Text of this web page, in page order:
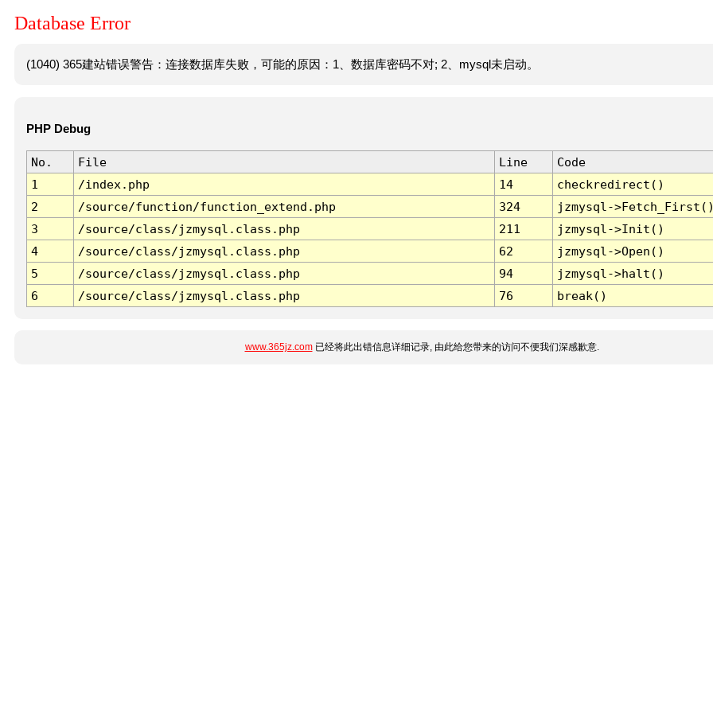
Database Error
(1040) 365建站错误警告：连接数据库失败，可能的原因：1、数据库密码不对; 2、mysql未启动。
PHP Debug
No. File Line
Code
1
/index.php 14
checkredirect()
2
/source/function/function_extend.php 324
jzmysql-
3
/source/class/jzmysql.class.php 211
jzmysql->Init()
4
/source/class/jzmysql.class.php 62
jzmysql->Open()
5
/source/class/jzmysql.class.php 94
jzmysql->halt()
6
/source/class/jzmysql.class.php 76 break()
www.365jz.com已经将此出错信息详细记录, 由此给您带来的访问不便我们深感歉意.